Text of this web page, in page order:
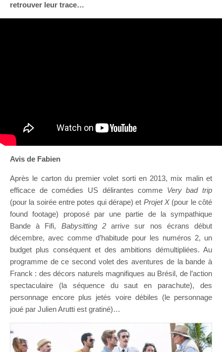
retrouver leur trace…
Avis de Fabien
Après le carton du premier volet sorti en 2013, mix malin et
efficace de comédies US délirantes comme Very bad trip
(pour la soirée entre potes qui dérape) et Projet X (pour le côté
found footage) proposé par une partie de la sympathique
Bande à Fifi, Babysitting 2arrive sur nos écrans début
décembre, avec comme d’habitude pour les numéros 2, un
budget plus conséquent et des ambitions démultipliées. Au
programme de ce second volet des aventures de la bande à
Franck : des décors naturels magnifiques au Brésil, de l’action
spectaculaire (la séquence du saut en parachute), des
personnage encore plus jetés voire débiles (le personnage
joué par Julien Arutti est gratiné)…